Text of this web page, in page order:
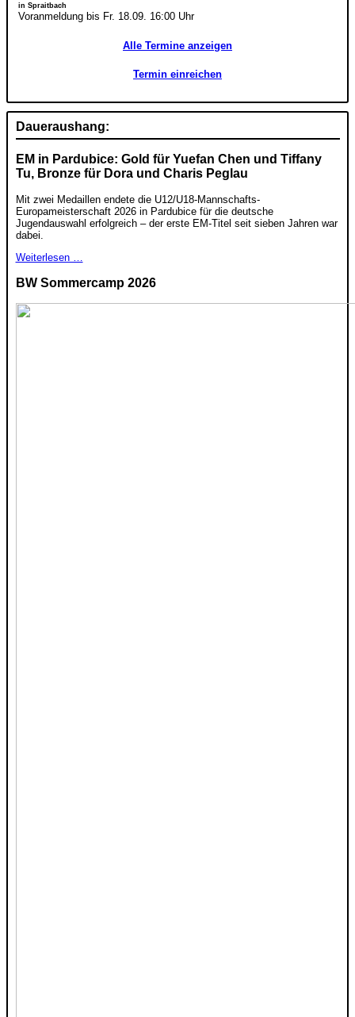
in Spraitbach
Voranmeldung bis Fr. 18.09. 16:00 Uhr
Alle Termine anzeigen
Termin einreichen
Daueraushang:
EM in Pardubice: Gold für Yuefan Chen und Tiffany
Tu, Bronze für Dora und Charis Peglau
Mit zwei Medaillen endete die U12/U18-Mannschafts-
Europameisterschaft 2026 in Pardubice für die deutsche
Jugendauswahl erfolgreich – der erste EM-Titel seit sieben Jahren war
dabei.
Weiterlesen …
BW Sommercamp 2026